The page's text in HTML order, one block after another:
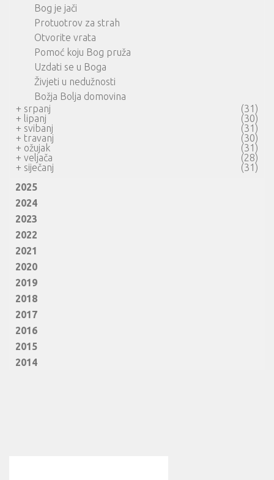
Bog je jači
Protuotrov za strah
Otvorite vrata
Pomoć koju Bog pruža
Uzdati se u Boga
Živjeti u nedužnosti
Božja Bolja domovina
+ srpanj
(31)
+ lipanj
(30)
+ svibanj
(31)
+ travanj
(30)
+ ožujak
(31)
+ veljača
(28)
+ siječanj
(31)
2025
2024
2023
2022
2021
2020
2019
2018
2017
2016
2015
2014